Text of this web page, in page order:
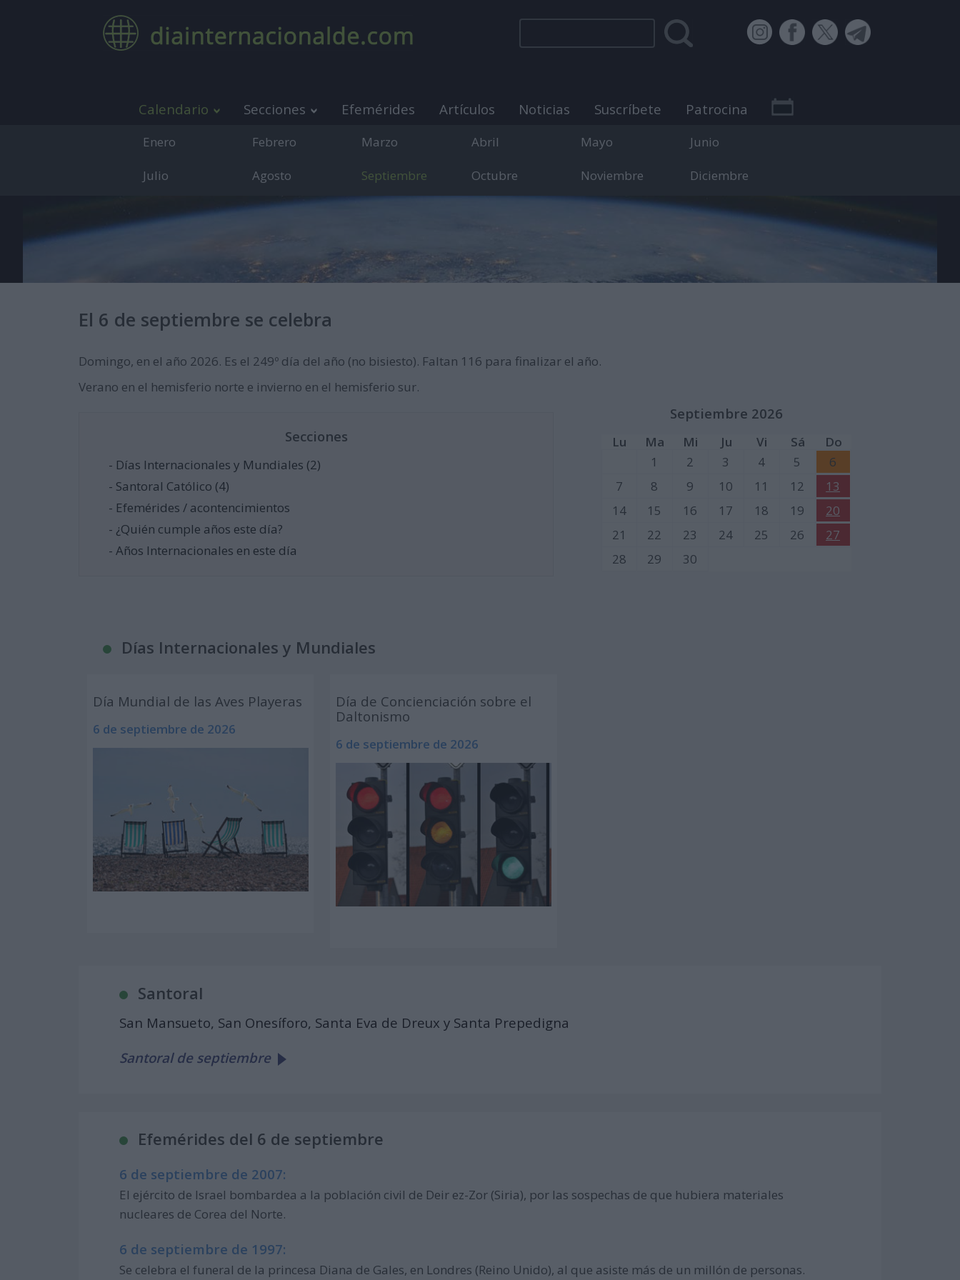
Calendario Secciones Efemérides Artículos Noticias Suscríbete Patrocina
Medio de comunicación sobre días internacionales, mundiales y efemérides.
Enero Febrero Marzo Abril Mayo Junio
Julio Agosto Septiembre Octubre Noviembre Diciembre
El 6 de septiembre se celebra
Domingo, en el año 2026. Es el 249º día del año (no bisiesto). Faltan 116 para finalizar el año.
Verano en el hemisferio norte e invierno en el hemisferio sur.
Secciones
- Días Internacionales y Mundiales (2)
- Santoral Católico (4)
- Efemérides / acontencimientos
- ¿Quién cumple años este día?
- Años Internacionales en este día
Septiembre 2026
Lu Ma Mi Ju Vi Sá
Do
1
2 3 4 5
6
7
8 9 10 11 12
13
14
15 16 17 18 19
20
21
22 23 24 25 26
27
28
29 30
Días Internacionales y Mundiales
Día Mundial de las Aves Playeras
6 de septiembre de 2026
Día de Concienciación sobre el
Daltonismo
6 de septiembre de 2026
Santoral
San Mansueto, San Onesíforo, Santa Eva de Dreux y Santa Prepedigna
Santoral de septiembre
Efemérides del 6 de septiembre
6 de septiembre de 2007:
El ejército de Israel bombardea a la población civil de Deir ez-Zor (Siria), por las sospechas de que hubiera materiales
nucleares de Corea del Norte.
6 de septiembre de 1997:
Se celebra el funeral de la princesa Diana de Gales, en Londres (Reino Unido), al que asiste más de un millón de personas.